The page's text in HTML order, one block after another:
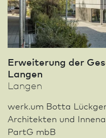
Erweiterung der
Langen
Langen
werk.um Botta
Architekten und
PartG mbB